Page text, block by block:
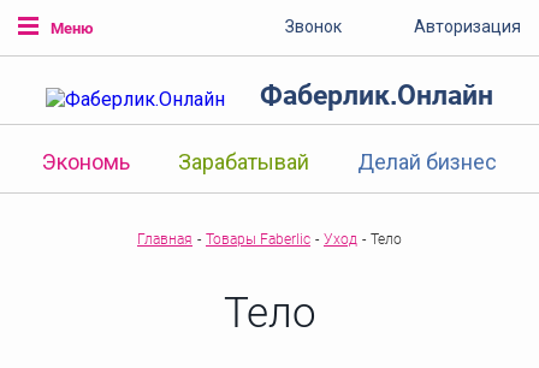
Меню Звонок Авторизация
Фаберлик.Онлайн
Экономь Зарабатывай Делай бизнес
Главная - Товары Faberlic - Уход - Тело
Тело